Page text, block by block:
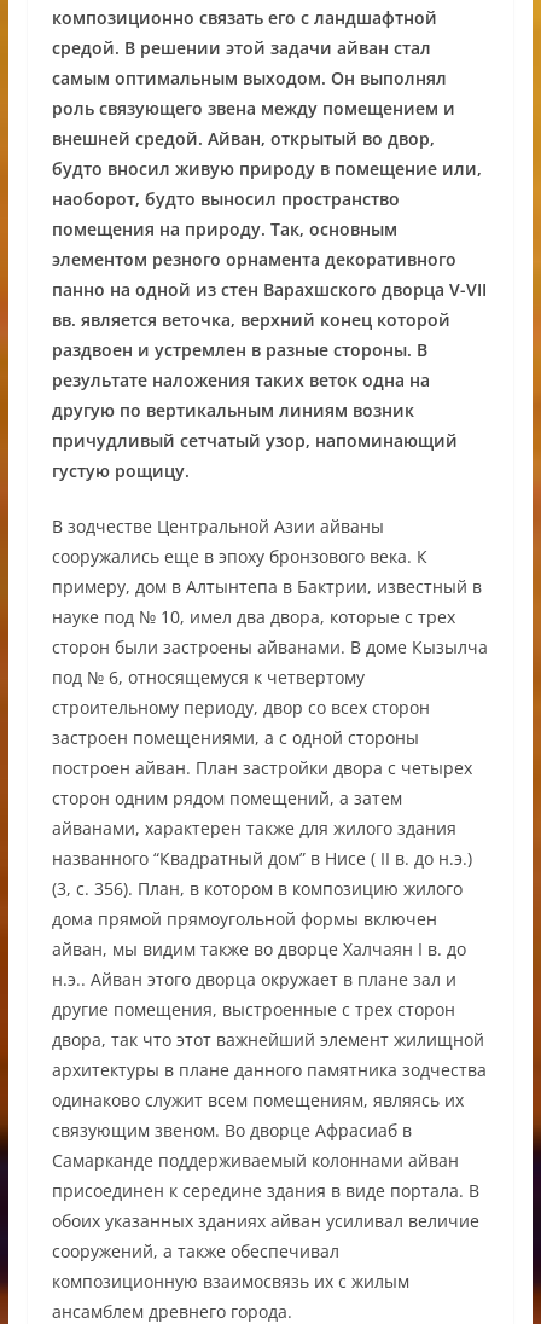
композиционно связать его с ландшафтной
средой. В решении этой задачи айван стал
самым оптимальным выходом. Он выполнял
роль связующего звена между помещением и
внешней средой. Айван, открытый во двор,
будто вносил живую природу в помещение или,
наоборот, будто выносил пространство
помещения на природу. Так, основным
элементом резного орнамента декоративного
панно на одной из стен Варахшского дворца V-VII
вв. является веточка, верхний конец которой
раздвоен и устремлен в разные стороны. В
результате наложения таких веток одна на
другую по вертикальным линиям возник
причудливый сетчатый узор, напоминающий
густую рощицу.
В зодчестве Центральной Азии айваны
сооружались еще в эпоху бронзового века. К
примеру, дом в Алтынтепа в Бактрии, известный в
науке под № 10, имел два двора, которые с трех
сторон были застроены айванами. В доме Кызылча
под № 6, относящемуся к четвертому
строительному периоду, двор со всех сторон
застроен помещениями, а с одной стороны
построен айван. План застройки двора с четырех
сторон одним рядом помещений, а затем
айванами, характерен также для жилого здания
названного “Квадратный дом” в Нисе ( II в. до н.э.)
(3, с. 356). План, в котором в композицию жилого
дома прямой прямоугольной формы включен
айван, мы видим также во дворце Халчаян I в. до
н.э.. Айван этого дворца окружает в плане зал и
другие помещения, выстроенные с трех сторон
двора, так что этот важнейший элемент жилищной
архитектуры в плане данного памятника зодчества
одинаково служит всем помещениям, являясь их
связующим звеном. Во дворце Афрасиаб в
Самарканде поддерживаемый колоннами айван
присоединен к середине здания в виде портала. В
обоих указанных зданиях айван усиливал величие
сооружений, а также обеспечивал
композиционную взаимосвязь их с жилым
ансамблем древнего города.